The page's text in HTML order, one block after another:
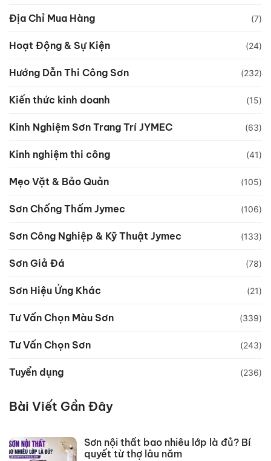
Địa Chỉ Mua Hàng (7)
Hoạt Động & Sự Kiện (24)
Hướng Dẫn Thi Công Sơn (232)
Kiến thức kinh doanh (15)
Kinh Nghiệm Sơn Trang Trí JYMEC (63)
Kinh nghiệm thi công (41)
Mẹo Vặt & Bảo Quản (105)
Sơn Chống Thấm Jymec (106)
Sơn Công Nghiệp & Kỹ Thuật Jymec (133)
Sơn Giả Đá (78)
Sơn Hiệu Ứng Khác (21)
Tư Vấn Chọn Màu Sơn (339)
Tư Vấn Chọn Sơn (243)
Tuyển dụng (236)
Bài Viết Gần Đây
Sơn nội thất bao nhiêu lớp là đủ? Bí
quyết từ thợ lâu năm